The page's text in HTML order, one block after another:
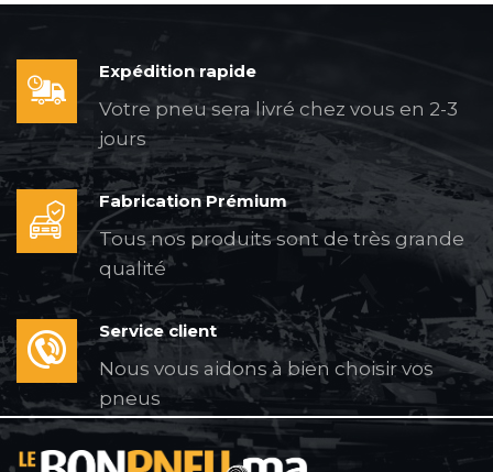
Expédition rapide
Votre pneu sera livré chez vous en 2-3
jours
Fabrication Prémium
Tous nos produits sont de très grande
qualité
Service client
Nous vous aidons à bien choisir vos
pneus